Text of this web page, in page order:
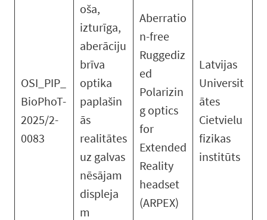
OSI_PIP_
BioPhoT-
2025/2-
0083
oša,
izturīga,
aberāciju
brīva
optika
paplašin
ās
realitātes
uz galvas
nēsājam
displeja
m
Aberratio
n-free
Ruggediz
ed
Polarizin
g optics
for
Extended
Reality
headset
(ARPEX)
Latvijas
Universit
ātes
Cietvielu
fizikas
institūts